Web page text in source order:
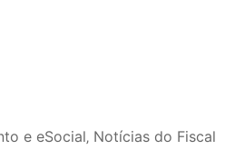
e eSocial‚ Notícias do Fiscal